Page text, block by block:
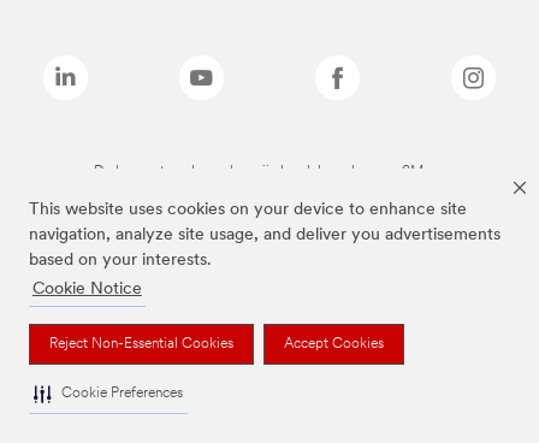
This website uses cookies on your device to enhance site
navigation, analyze site usage, and deliver you advertisements
based on your interests.
Cookie Notice
Reject Non-Essential Cookies Accept Cookies
Cookie Preferences
De bovenstaande merken zijn handelsmerken van 3M.we